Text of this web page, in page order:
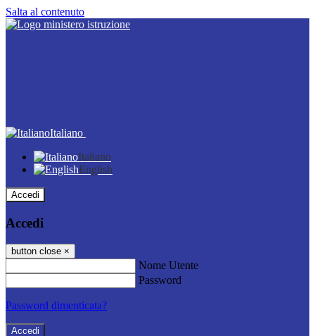
Salta al contenuto
Italiano
Italiano
English
Accedi
Accedi
button close ×
Nome Utente
Password
Password dimenticata?